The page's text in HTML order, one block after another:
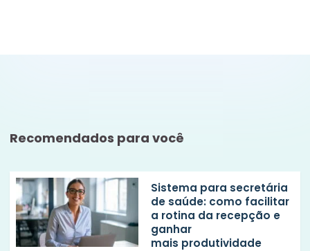
Recomendados para você
Sistema para secretária
de saúde: como facilitar
a rotina da recepção e
ganhar
mais produtividade